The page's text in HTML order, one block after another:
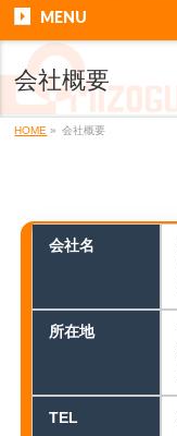
MENU
会社概要
HOME » 会社概要
会社名
所在地
TEL